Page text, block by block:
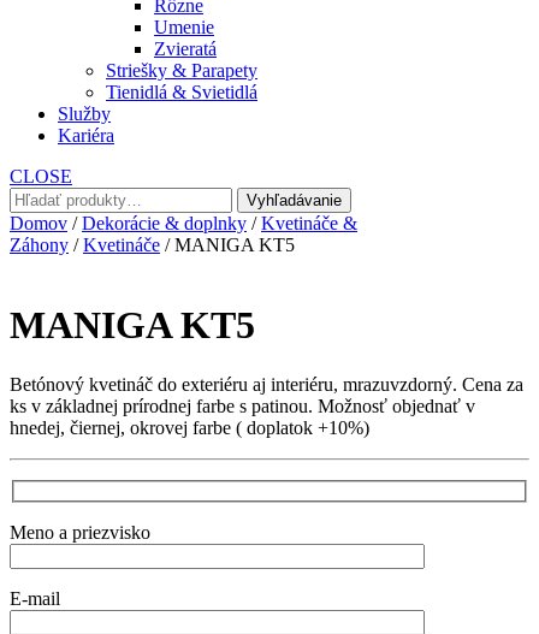
Rôzne
Umenie
Zvieratá
Striešky & Parapety
Tienidlá & Svietidlá
Služby
Kariéra
CLOSE
Hľadať:
Vyhľadávanie
Domov /Dekorácie & doplnky /Kvetináče &
Záhony /Kvetináče / MANIGA KT5
MANIGA KT5
Betónový kvetináč do exteriéru aj interiéru, mrazuvzdorný. Cena za
ks v základnej prírodnej farbe s patinou. Možnosť objednať v
hnedej, čiernej, okrovej farbe ( doplatok +10%)
Meno a priezvisko
E-mail